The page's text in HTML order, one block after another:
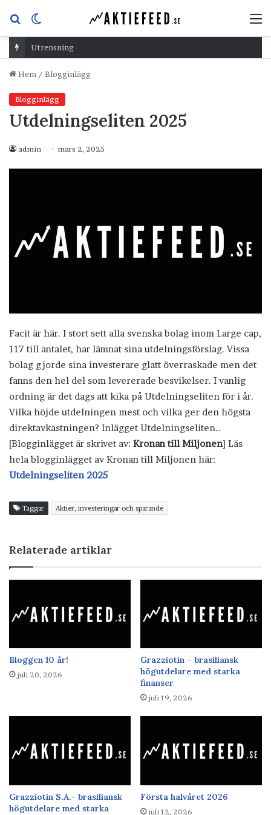
Sök
efterskin
Utrensning
Hem / Blogginlägg
Blogginlägg
Utdelningseliten 2025
admin mars 2, 2025
Facit är här. I stort sett alla svenska bolag inom Large cap,
117 till antalet, har lämnat sina utdelningsförslag. Vissa
bolag gjorde sina investerare glatt överraskade men det
fanns den hel del som levererade besvikelser. I vanlig
ordning är det dags att kika på Utdelningseliten för i år.
Vilka höjde utdelningen mest och vilka ger den högsta
direktavkastningen? Inlägget Utdelningseliten…
[Blogginlägget är skrivet av: Kronan till Miljonen] Läs
hela blogginlägget av Kronan till Miljonen här:
Utdelningseliten 2025
Taggar Aktier, investeringar och sparande
Relaterade artiklar
Bloggen 10 år!
juli 20, 2026
Grazziotin – brasiliansk
högutdelare med starka
finanser
juli 19, 2026
Grazziotin S.A.- brasiliansk
högutdelare med starka
Första halvåret 2026
juli 12, 2026